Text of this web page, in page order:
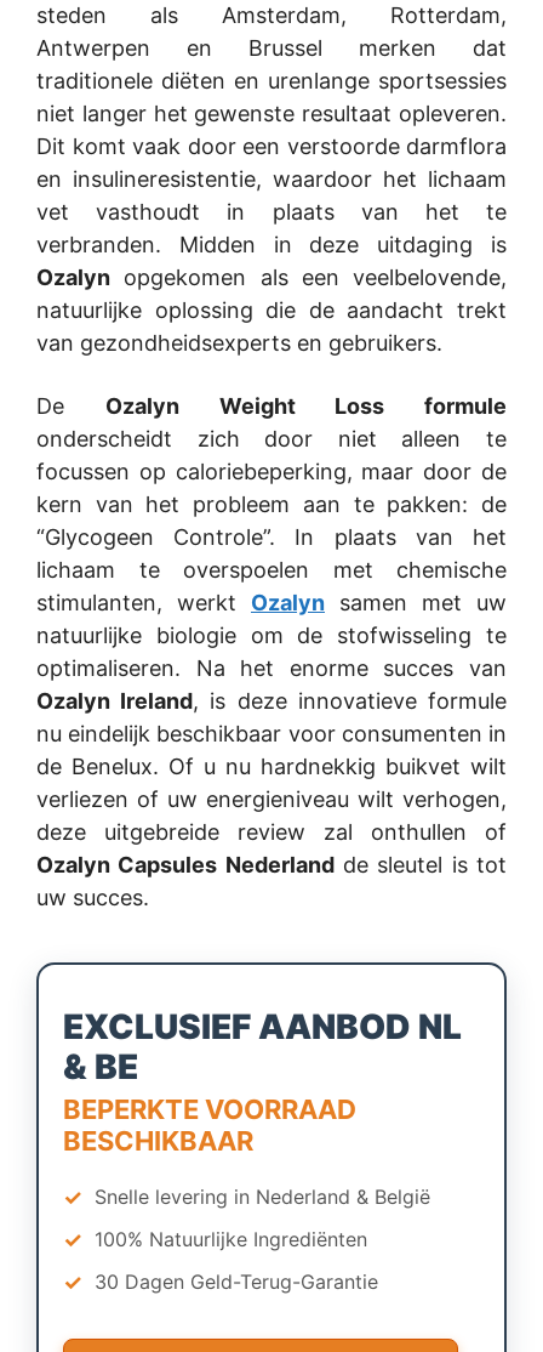
steden als Amsterdam, Rotterdam,
Antwerpen en Brussel merken dat
traditionele diëten en urenlange sportsessies
niet langer het gewenste resultaat opleveren.
Dit komt vaak door een verstoorde darmflora
en insulineresistentie, waardoor het lichaam
vet vasthoudt in plaats van het te
verbranden. Midden in deze uitdaging is
Ozalyn opgekomen als een veelbelovende,
natuurlijke oplossing die de aandacht trekt
van gezondheidsexperts en gebruikers.
De Ozalyn Weight Loss formule
onderscheidt zich door niet alleen te
focussen op caloriebeperking, maar door de
kern van het probleem aan te pakken: de
“Glycogeen Controle”. In plaats van het
lichaam te overspoelen met chemische
stimulanten, werkt Ozalyn samen met uw
natuurlijke biologie om de stofwisseling te
optimaliseren. Na het enorme succes van
Ozalyn Ireland, is deze innovatieve formule
nu eindelijk beschikbaar voor consumenten in
de Benelux. Of u nu hardnekkig buikvet wilt
verliezen of uw energieniveau wilt verhogen,
deze uitgebreide review zal onthullen of
Ozalyn Capsules Nederlandde sleutel is tot
uw succes.
EXCLUSIEF AANBOD NL
& BE
BEPERKTE VOORRAAD
BESCHIKBAAR
✓ Snelle levering in Nederland & België
✓ 100% Natuurlijke Ingrediënten
✓ 30 Dagen Geld-Terug-Garantie